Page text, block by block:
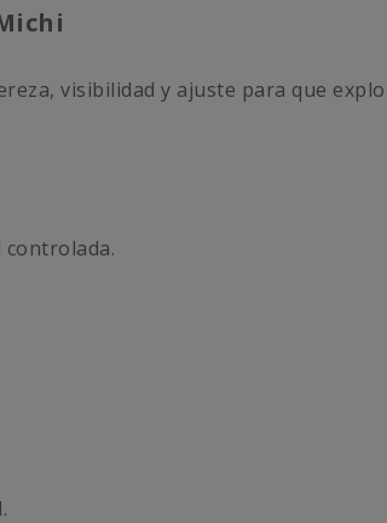
visibilidad y ajuste para que